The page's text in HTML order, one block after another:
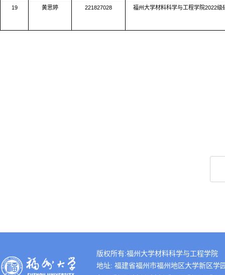
19 黄思婷 221827028 福州大学材料科学与工程学院2022级
版权所有:福州大学材料科学与工程学院
地址: 福建省福州市福州地区大学新区